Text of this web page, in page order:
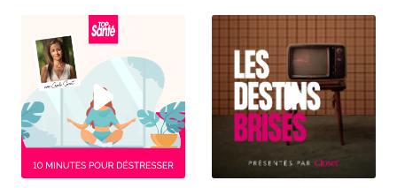
Le Volkswagen Tiguan s’offre un nouveau look et
de nouvelles motorisations. On fait le p...
S12E128: L'actu auto du 30 juin 2020
00:03:12 - IL Y A 6 ANS
Pleins feux en ce mardi sur la nouvelle Citroën
C4. On parlera également des 110 km/h su...